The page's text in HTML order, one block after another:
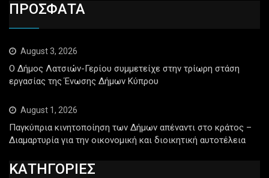
ΠΡΟΣΦΑΤΑ
August 3, 2026
Ο Δήμος Λατσιών-Γερίου συμμετείχε στην τρίωρη στάση
εργασίας της Ένωσης Δήμων Κύπρου
August 1, 2026
Παγκύπρια κινητοποίηση των Δήμων απέναντι στο κράτος –
Διαμαρτυρία για την οικονομική και διοικητική αυτοτέλεια
ΚΑΤΗΓΟΡΙΕΣ